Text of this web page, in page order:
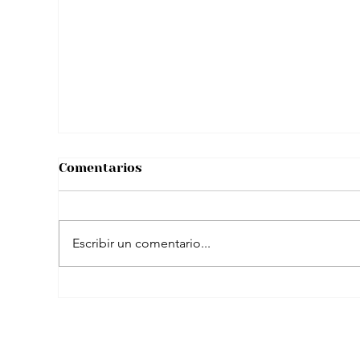
Comentarios
Escribir un comentario...